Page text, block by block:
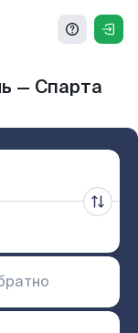
— Спарта